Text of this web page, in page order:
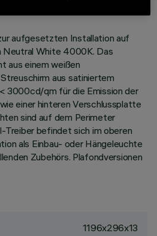
aufgesetzten Installation auf
Neutral White 4000K. Das
aus einem weißen
aus satiniertem
3000cd/qm für die Emission der
einer hinteren Verschlussplatte
sind auf dem Perimeter
Treiber befindet sich im oberen
als Einbau- oder Hängeleuchte
Zubehörs. Plafondversionen
1196x296x13